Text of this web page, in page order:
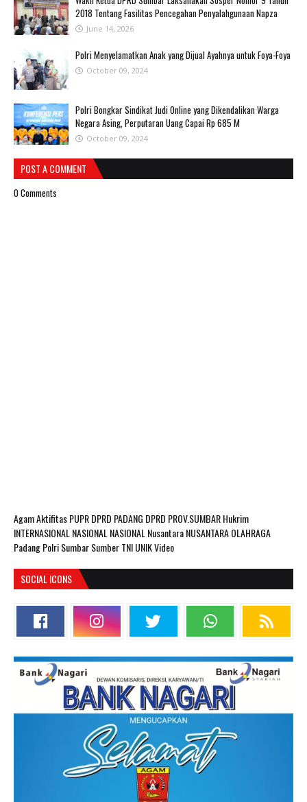
2018 Tentang Fasilitas Pencegahan Penyalahgunaan Napza
June 14, 2026
Polri Menyelamatkan Anak yang Dijual Ayahnya untuk Foya-Foya
October 09, 2024
Polri Bongkar Sindikat Judi Online yang Dikendalikan Warga
Negara Asing, Perputaran Uang Capai Rp 685 M
October 09, 2024
POST A COMMENT
0 Comments
AgamAktifitas PUPRDPRD PADANG DPRD PROV.SUMBARHukrim
INTERNASIONAL NASIONAL NASIONAL NusantaraNUSANTARAOLAHRAGA
PadangPolriSumbarSumberTNIUNIKVideo
SOCIAL ICONS